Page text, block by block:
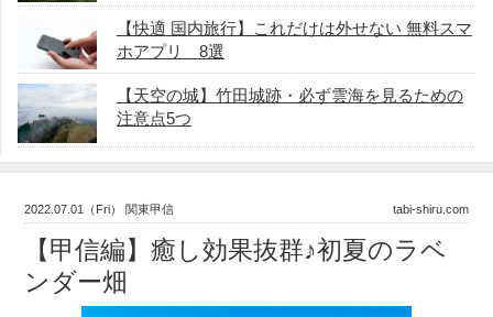
【快適 国内旅行】これだけは外せない 無料スマ
ホアプリ 8選
【天空の城】竹田城跡・必ず雲海を見るための
注意点5つ
2022.07.01（Fri） 関東甲信 tabi-shiru.com
【甲信編】癒し効果抜群♪初夏のラベ
ンダー畑